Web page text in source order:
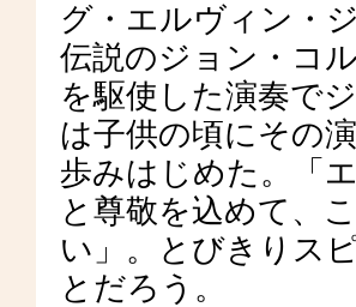
グ・エルヴィン・
伝説のジョン・コ
を駆使した演奏で
は子供の頃にその
歩みはじめた。「
と尊敬を込めて、
い」。とびきりス
とだろう。